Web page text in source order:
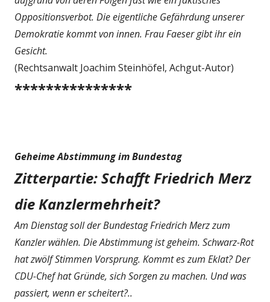
Oppositionsverbot. Die eigentliche Gefährdung unserer
Demokratie kommt von innen. Frau Faeser gibt ihr ein
Gesicht.
(Rechtsanwalt Joachim Steinhöfel, Achgut-Autor)
***************
Geheime Abstimmung im Bundestag
Zitterpartie: Schafft Friedrich Merz
die Kanzlermehrheit?
Am Dienstag soll der Bundestag Friedrich Merz zum
Kanzler wählen. Die Abstimmung ist geheim. Schwarz-Rot
hat zwölf Stimmen Vorsprung. Kommt es zum Eklat? Der
CDU-Chef hat Gründe, sich Sorgen zu machen. Und was
passiert, wenn er scheitert?..